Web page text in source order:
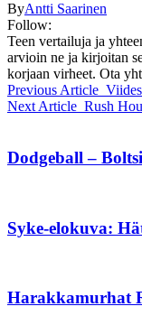
ByAntti Saarinen
Follow:
Teen vertailuja ja
arvioin ne ja kirjoitan
korjaan virheet. Ota
Previous Article
Next Article Rush
Dodgeball –
Syke-elokuva:
Harakkamurhat